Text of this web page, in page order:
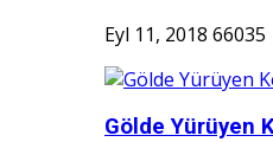
Eyl 11, 2018 66035
Gölde Yürüyen